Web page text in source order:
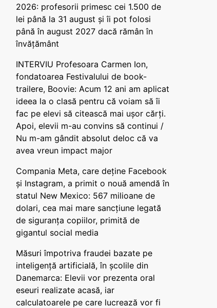
2026: profesorii primesc cei 1.500 de
lei până la 31 august și îi pot folosi
până în august 2027 dacă rămân în
învățământ
INTERVIU Profesoara Carmen Ion,
fondatoarea Festivalului de book-
trailere, Boovie: Acum 12 ani am aplicat
ideea la o clasă pentru că voiam să îi
fac pe elevi să citească mai ușor cărți.
Apoi, elevii m-au convins să continui /
Nu m-am gândit absolut deloc că va
avea vreun impact major
Compania Meta, care deține Facebook
și Instagram, a primit o nouă amendă în
statul New Mexico: 567 milioane de
dolari, cea mai mare sancțiune legată
de siguranța copiilor, primită de
gigantul social media
Măsuri împotriva fraudei bazate pe
inteligență artificială, în școlile din
Danemarca: Elevii vor prezenta oral
eseuri realizate acasă, iar
calculatoarele pe care lucrează vor fi